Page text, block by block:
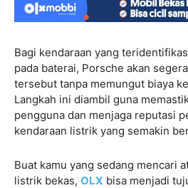
Bagi kendaraan yang
pada baterai, Porsche akan
tersebut tanpa memungut biaya
Langkah ini diambil guna
pengguna dan menjaga reputasi
kendaraan listrik yang semakin
Buat kamu yang sedang mencari
listrik bekas, OLX bisa menjadi